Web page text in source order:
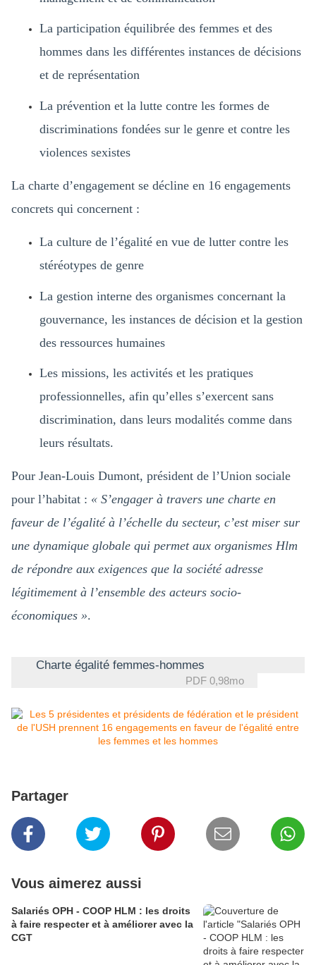
La participation équilibrée des femmes et des
hommes dans les différentes instances de décisions
et de représentation
La prévention et la lutte contre les formes de
discriminations fondées sur le genre et contre les
violences sexistes
La charte d’engagement se décline en 16 engagements
concrets qui concernent :
La culture de l’égalité en vue de lutter contre les
stéréotypes de genre
La gestion interne des organismes concernant la
gouvernance, les instances de décision et la gestion
des ressources humaines
Les missions, les activités et les pratiques
professionnelles, afin qu’elles s’exercent sans
discrimination, dans leurs modalités comme dans
leurs résultats.
Pour Jean-Louis Dumont, président de l’Union sociale
pour l’habitat : « S’engager à travers une charte en
faveur de l’égalité à l’échelle du secteur, c’est miser sur
une dynamique globale qui permet aux organismes Hlm
de répondre aux exigences que la société adresse
légitimement à l’ensemble des acteurs socio-
économiques ».
Charte égalité femmes-hommes
PDF 0,98mo
Partager
Vous aimerez aussi
Salariés OPH - COOP HLM : les droits
à faire respecter et à améliorer avec la
CGT